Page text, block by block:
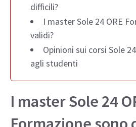
difficili?
I master Sole 24 ORE
validi?
Opinioni sui corsi Sole
agli studenti
I master Sole 24